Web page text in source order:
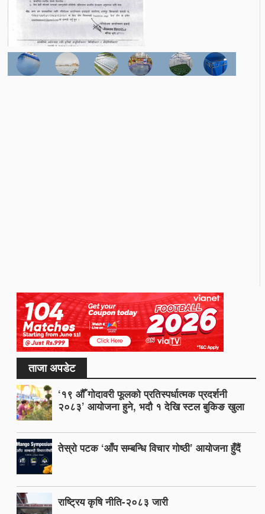
ताजा अपडेट
‘१९ औँ गोदावरी फूलको प्रतिस्पर्धात्मक प्रदर्शनी
२०८३’ आयोजना हुने, भदौ १ देखि स्टल बुकिङ खुला
तेस्रो पटक ‘आँप सम्बन्धि विचार गोष्ठी’ आयोजना हुँदैं
राष्ट्रिय कृषि नीति-२०८३ जारी